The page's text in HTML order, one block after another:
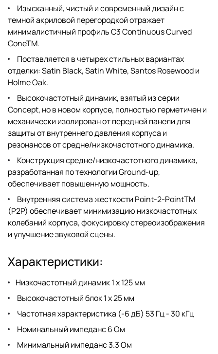
Изысканный, чистый и современный дизайн с
темной акриловой перегородкой отражает
минималистичный профиль C3 Continuous Curved
ConeTM.
Поставляется в четырех стильных вариантах
отделки: Satin Black, Satin White, Santos Rosewood и
Holme Oak.
Высокочастотный динамик, взятый из серии
Concept, но в новом корпусе, полностью герметичен и
механически изолирован от передней панели для
защиты от внутреннего давления корпуса и
резонансов от средне/низкочастотного динамика.
Конструкция средне/низкочастотного динамика,
разработанная по технологии Ground-up,
обеспечивает повышенную мощность.
Внутренняя система жесткости Point-2-PointTM
(P2P) обеспечивает минимизацию низкочастотных
колебаний корпуса, фокусировку стереоизображения
и улучшение звуковой сцены.
Характеристики:
Низкочастотный динамик 1 x 125 мм
Высокочастотный блок 1 x 25 мм
Частотная характеристика (-6 дБ) 53 Гц - 30 кГц
Номинальный импеданс 6 Ом
Минимальный импеданс 3.3 Ом